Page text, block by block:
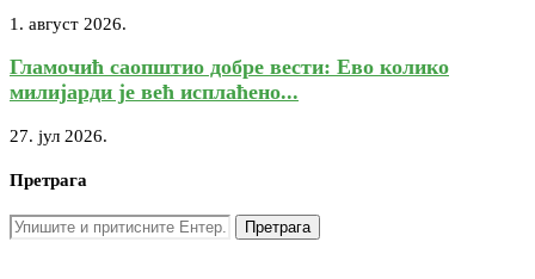
1. август 2026.
Гламочић саопштио добре вести: Ево колико
милијарди је већ исплаћено...
27. јул 2026.
Претрага